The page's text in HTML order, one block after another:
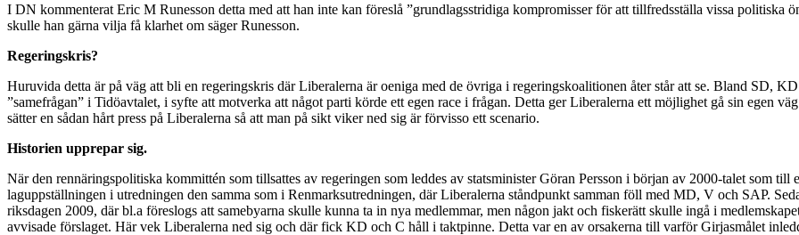
I DN kommenterat Eric M Runesson detta med att han inte kan föreslå ”grundlagsstridiga kompromisser för att tillfredsställa vissa politiska
skulle han gärna vilja få klarhet om säger Runesson.
Regeringskris?
Huruvida detta är på väg att bli en regeringskris där Liberalerna är oeniga med de övriga i regeringskoalitionen åter står att se. Bland SD,
”samefrågan” i Tidöavtalet, i syfte att motverka att något parti körde ett egen race i frågan. Detta ger Liberalerna ett möjlighet gå sin egen
sätter en sådan hårt press på Liberalerna så att man på sikt viker ned sig är förvisso ett scenario.
Historien upprepar sig.
När den rennäringspolitiska kommittén som tillsattes av regeringen som leddes av statsminister Göran Persson i början av 2000-talet som
laguppställningen i utredningen den samma som i Renmarksutredningen, där Liberalerna ståndpunkt samman föll med MD, V och SAP.
riksdagen 2009, där bl.a föreslogs att samebyarna skulle kunna ta in nya medlemmar, men någon jakt och fiskerätt skulle ingå i
avvisade förslaget. Här vek Liberalerna ned sig och där fick KD och C håll i taktpinne. Detta var en av orsakerna till varför Girjasmålet